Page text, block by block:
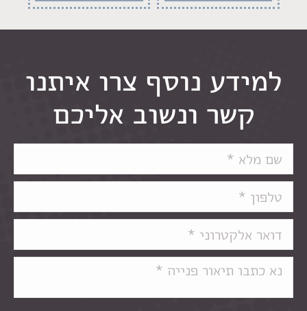
למידע נוסף צרו איתנו
קשר ונשוב אליכם